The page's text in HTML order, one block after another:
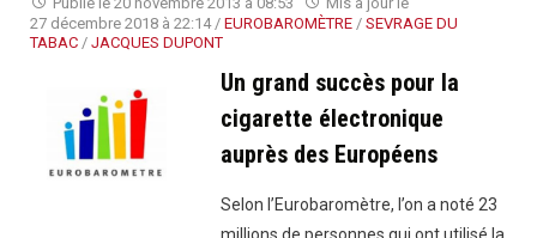
!"
27 décembre 2018 à 22:14 / EUROBAROMÈTRE / SEVRAGE DU
TABAC / JACQUES DUPONT
Un grand succès pour la
cigarette électronique
auprès des Européens
Selon l’Eurobaromètre, l’on a noté 23